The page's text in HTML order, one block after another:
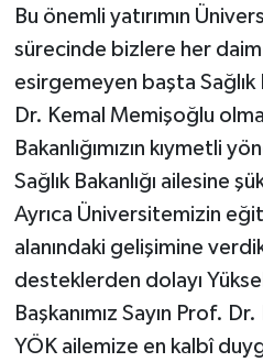
Bu önemli yatırımın
sürecinde bizlere her
esirgemeyen başta Sağlık
Dr. Kemal Memişoğlu
Bakanlığımızın kıymetli
Sağlık Bakanlığı ailesine
Ayrıca Üniversitemizin
alanındaki gelişimine
desteklerden dolayı
Başkanımız Sayın Prof.
YÖK ailemize en kalbî